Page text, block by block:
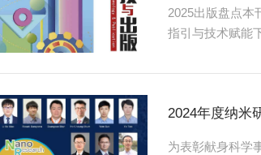
2025出版盘点本
指引与技术赋能
彩，并总结不足
2024年度纳米
为表彰献身科学